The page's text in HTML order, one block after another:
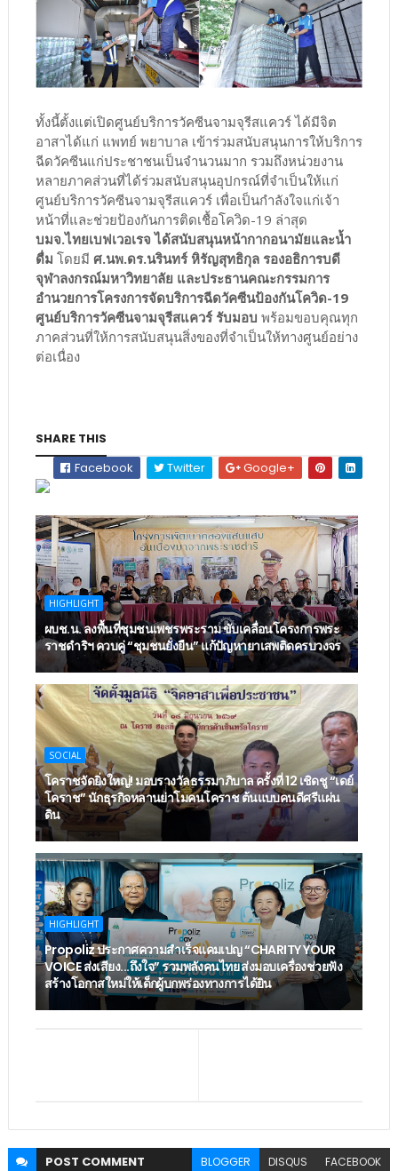
ทั้งนี้ตั้งแต่เปิดศูนย์บริการวัคซีนจามจุรีสแควร์ ได้มีจิต
อาสาได้แก่ แพทย์ พยาบาล เข้าร่วมสนับสนุนการให้บริการ
ฉีดวัคซีนแก่ประชาชนเป็นจำนวนมาก รวมถึงหน่วยงาน
หลายภาคส่วนที่ได้ร่วมสนับสนุนอุปกรณ์ที่จำเป็นให้แก่
ศูนย์บริการวัคซีนจามจุรีสแควร์ เพื่อเป็นกำลังใจแก่เจ้า
หน้าที่และช่วยป้องกันการติดเชื้อโควิด-19 ล่าสุด
บมจ.ไทยเบฟเวอเรจ ได้สนับสนุนหน้ากากอนามัยและน้ำ
ดื่ม โดยมี ศ.นพ.ดร.นรินทร์ หิรัญสุทธิกุล รองอธิการบดี
จุฬาลงกรณ์มหาวิทยาลัย และประธานคณะกรรมการ
อำนวยการโครงการจัดบริการฉีดวัคซีนป้องกันโควิด-19
ศูนย์บริการวัคซีนจามจุรีสแควร์ รับมอบ พร้อมขอบคุณทุก
ภาคส่วนที่ให้การสนับสนุนสิ่งของที่จำเป็นให้ทางศูนย์อย่าง
ต่อเนื่อง
SHARE THIS
Facebook
Twitter Google+
HIGHLIGHT
ผบช.น. ลงพื้นที่ชุมชนเพชรพระราม ขับเคลื่อนโครงการพระ
ราชดำริฯ ควบคู่ “ชุมชนยั่งยืน” แก้ปัญหายาเสพติดครบวงจร
SOCIAL
โคราชจัดยิ่งใหญ่! มอบรางวัลธรรมาภิบาล ครั้งที่ 12 เชิดชู “เดย์
โคราช” นักธุรกิจหลานย่าโมคนโคราช ต้นแบบคนดีศรีแผ่น
ดิน
HIGHLIGHT
Propoliz ประกาศความสำเร็จแคมเปญ “CHARITY YOUR
VOICE ส่งเสียง...ถึงใจ” รวมพลังคนไทย ส่งมอบเครื่องช่วยฟัง
สร้างโอกาสใหม่ให้เด็กผู้บกพร่องทางการได้ยิน
POST COMMENT BLOGGER DISQUS FACEBOOK